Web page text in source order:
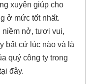
xuyên giúp cho
ở mức tốt nhất.
niềm nở, tươi vui,
bất cứ lúc nào và là
quý công ty trong
đây.